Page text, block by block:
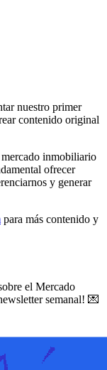
nuestro primer
contenido original
inmobiliario
ofrecer
y generar
para más contenido y
el Mercado
semanal! 💌